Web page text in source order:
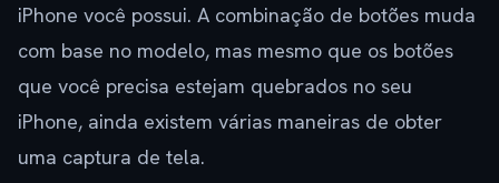
iPhone você possui. A combinação de botões muda
com base no modelo, mas mesmo que os botões
que você precisa estejam quebrados no seu
iPhone, ainda existem várias maneiras de obter
uma captura de tela.